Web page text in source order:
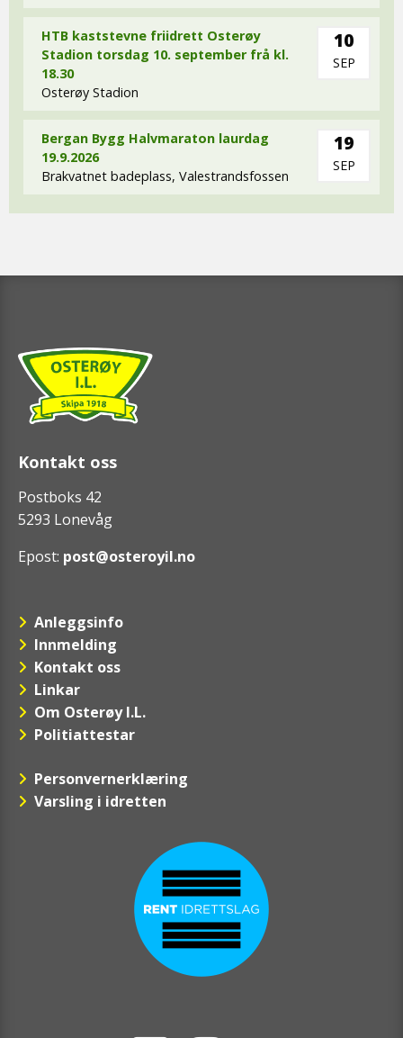
HTB kaststevne friidrett Osterøy
Stadion torsdag 10. september frå kl.
18.30
Osterøy Stadion
10
SEP
Bergan Bygg Halvmaraton laurdag
19.9.2026
Brakvatnet badeplass, Valestrandsfossen
19
SEP
Kontakt oss
Postboks 42
5293 Lonevåg
Epost: post@osteroyil.no
Anleggsinfo
Innmelding
Kontakt oss
Linkar
Om Osterøy I.L.
Politiattestar
Personvernerklæring
Varsling i idretten